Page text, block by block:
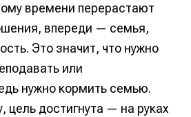
времени перерастают
впереди — семья,
Это значит, что нужно
или
нужно кормить семью.
цель достигнута — на руках